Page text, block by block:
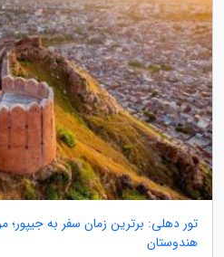
تور دهلی: برترین زمان سفر به جیپور؛
هندوستان